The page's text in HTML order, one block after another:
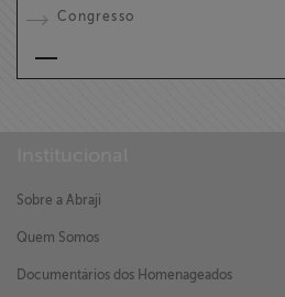
Congresso
Sobre a Abraji
Quem Somos
Documentários dos Homenageados